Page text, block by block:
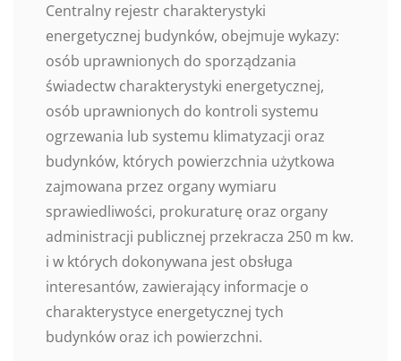
Centralny rejestr charakterystyki
energetycznej budynków, obejmuje wykazy:
osób uprawnionych do sporządzania
świadectw charakterystyki energetycznej,
osób uprawnionych do kontroli systemu
ogrzewania lub systemu klimatyzacji oraz
budynków, których powierzchnia użytkowa
zajmowana przez organy wymiaru
sprawiedliwości, prokuraturę oraz organy
administracji publicznej przekracza 250 m kw.
i w których dokonywana jest obsługa
interesantów, zawierający informacje o
charakterystyce energetycznej tych
budynków oraz ich powierzchni.